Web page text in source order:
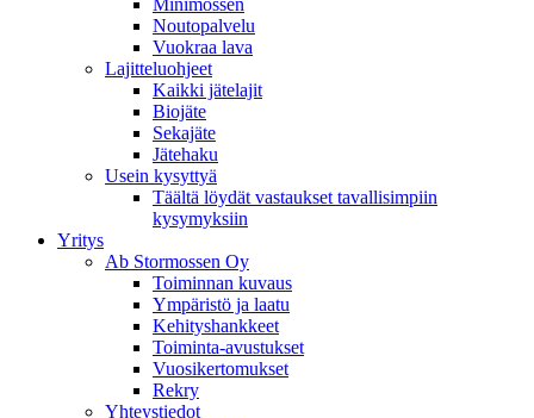
Noutopalvelu
Vuokraa lava
Lajitteluohjeet
Kaikki jätelajit
Biojäte
Sekajäte
Jätehaku
Usein kysyttyä
Täältä löydät vastaukset tavallisimpiin
kysymyksiin
Yritys
Ab Stormossen Oy
Toiminnan kuvaus
Ympäristö ja laatu
Kehityshankkeet
Toiminta-avustukset
Vuosikertomukset
Rekry
Yhteystiedot